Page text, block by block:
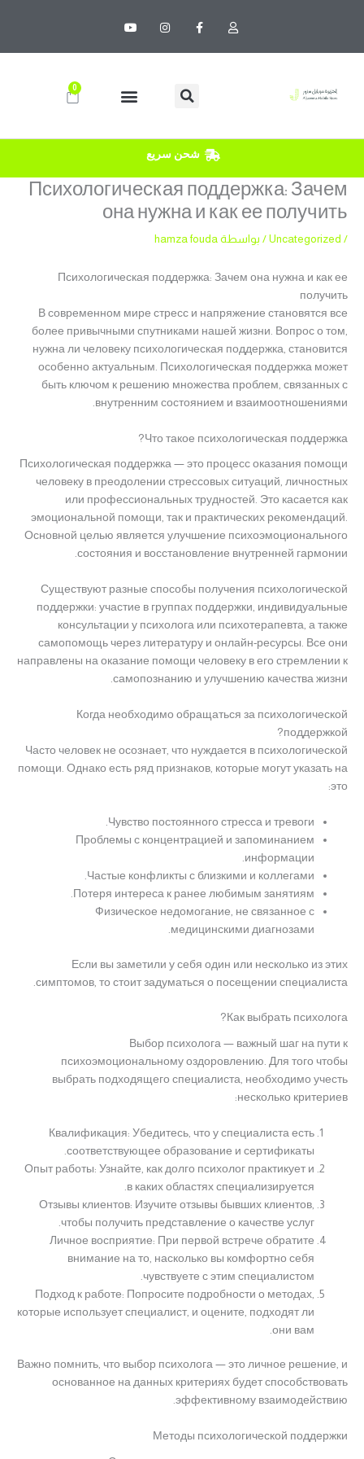
s
r
a
e
n
t
o
t
0
Cart
شحن سريع
Психологическая поддержка: Зачем
она нужна и как ее получить
/
Uncategorized / بواسطة hamza fouda
Психологическая поддержка: Зачем она нужна и как ее
получить
В современном мире стресс и напряжение становятся все
более привычными спутниками нашей жизни. Вопрос о том,
нужна ли человеку психологическая поддержка, становится
особенно актуальным. Психологическая поддержка может
быть ключом к решению множества проблем, связанных с
внутренним состоянием и взаимоотношениями.
Что такое психологическая поддержка?
Психологическая поддержка — это процесс оказания помощи
человеку в преодолении стрессовых ситуаций, личностных
или профессиональных трудностей. Это касается как
эмоциональной помощи, так и практических рекомендаций.
Основной целью является улучшение психоэмоционального
состояния и восстановление внутренней гармонии.
Существуют разные способы получения психологической
поддержки: участие в группах поддержки, индивидуальные
консультации у психолога или психотерапевта, а также
самопомощь через литературу и онлайн-ресурсы. Все они
направлены на оказание помощи человеку в его стремлении к
самопознанию и улучшению качества жизни.
Когда необходимо обращаться за психологической
поддержкой?
Часто человек не осознает, что нуждается в психологической
помощи. Однако есть ряд признаков, которые могут указать на
это:
Чувство постоянного стресса и тревоги.
Проблемы с концентрацией и запоминанием
информации.
Частые конфликты с близкими и коллегами.
Потеря интереса к ранее любимым занятиям.
Физическое недомогание, не связанное с
медицинскими диагнозами.
Если вы заметили у себя один или несколько из этих
симптомов, то стоит задуматься о посещении специалиста.
Как выбрать психолога?
Выбор психолога — важный шаг на пути к
психоэмоциональному оздоровлению. Для того чтобы
выбрать подходящего специалиста, необходимо учесть
несколько критериев:
Квалификация: Убедитесь, что у специалиста есть
соответствующее образование и сертификаты.
Опыт работы: Узнайте, как долго психолог практикует и
в каких областях специализируется.
Отзывы клиентов: Изучите отзывы бывших клиентов,
чтобы получить представление о качестве услуг.
Личное восприятие: При первой встрече обратите
внимание на то, насколько вы комфортно себя
чувствуете с этим специалистом.
Подход к работе: Попросите подробности о методах,
которые использует специалист, и оцените, подходят ли
они вам.
Важно помнить, что выбор психолога — это личное решение, и
основанное на данных критериях будет способствовать
эффективному взаимодействию.
Методы психологической поддержки